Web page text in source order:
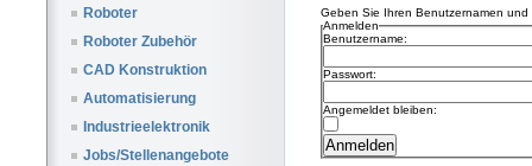
Roboter
Roboter Zubehör
CAD Konstruktion
Automatisierung
Industrieelektronik
Jobs/Stellenangebote
Geben Sie Ihren Benutzernamen
Anmelden
Benutzername:
Passwort:
Angemeldet bleiben: